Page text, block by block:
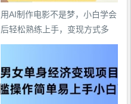
用AI制作电影不是梦，小白学会
后轻松熟练上手，变现方式多
样，日入2张+